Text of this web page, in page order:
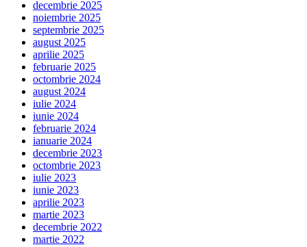
decembrie 2025
noiembrie 2025
septembrie 2025
august 2025
aprilie 2025
februarie 2025
octombrie 2024
august 2024
iulie 2024
iunie 2024
februarie 2024
ianuarie 2024
decembrie 2023
octombrie 2023
iulie 2023
iunie 2023
aprilie 2023
martie 2023
decembrie 2022
martie 2022